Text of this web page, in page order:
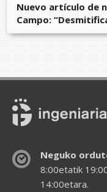
Nuevo artículo de
Campo:
Neguko
8:00etatik
14:00etara.